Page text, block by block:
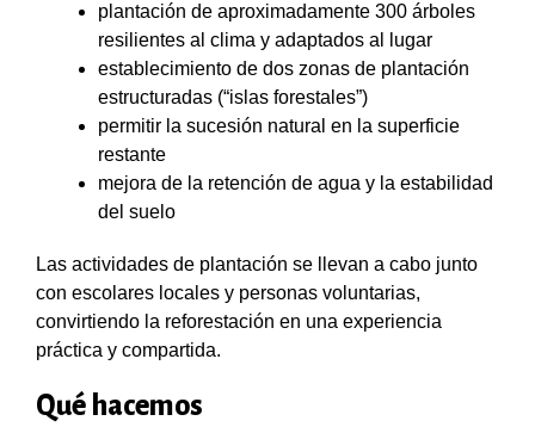
plantación de aproximadamente 300 árboles
resilientes al clima y adaptados al lugar
establecimiento de dos zonas de plantación
estructuradas (“islas forestales”)
permitir la sucesión natural en la superficie
restante
mejora de la retención de agua y la estabilidad
del suelo
Las actividades de plantación se llevan a cabo junto
con escolares locales y personas voluntarias,
convirtiendo la reforestación en una experiencia
práctica y compartida.
Qué hacemos